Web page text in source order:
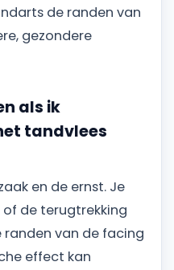
de randen van
gezondere
als ik
tandvlees
en de ernst. Je
de terugtrekking
randen van de facing
effect kan